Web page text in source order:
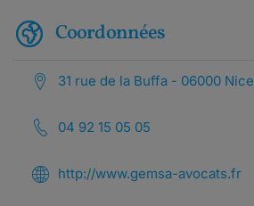
Coordonnées
31 rue de la Buffa - 06000 Nice
04 92 15 05 05
http://www.gemsa-avocats.fr